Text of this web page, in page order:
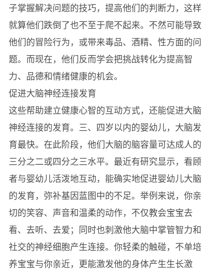
子掌握解决问题的技巧，提高他们的判断力，这样
就算他们跌倒了也不至于爬不起来。不然可能导致
他们的冒险行为，或带来毒品、酒精、性方面的问
题。而现在，他们反而学会把挑战转化为提高智
力、品德和情绪健康的机会。
促进大脑神经连接发育
这些帮助建立健康心智的互动方式，还能促进大脑
神经连接的发育。三、四岁以内的婴幼儿，大脑发
育最快。在此阶段，他们大脑的脑容量可达成人的
三分之二或四分之三水平。最近有研究显示，看顾
者与婴幼儿活泼地互动，能确实地促进婴幼儿大脑
的发育，弥补基因蓝图中的不足。举例来说，你亲
切的笑容、声音和温柔的动作，不仅教会宝宝去
看、去听、去爱；同时也刺激他大脑中掌管智力和
社交的神经细胞产生连接。你轻柔的触碰，不单培
养宝宝与你亲近，更能激发他的身体产生生长激